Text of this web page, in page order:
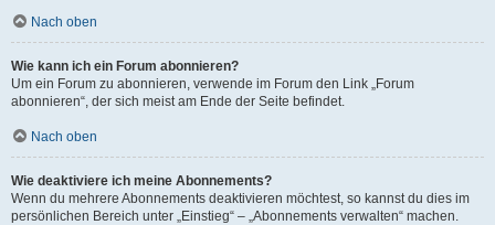
Nach oben
Wie kann ich ein Forum abonnieren?
Um ein Forum zu abonnieren, verwende im Forum den Link „Forum
abonnieren“, der sich meist am Ende der Seite befindet.
Nach oben
Wie deaktiviere ich meine Abonnements?
Wenn du mehrere Abonnements deaktivieren möchtest, so kannst du dies im
persönlichen Bereich unter „Einstieg“ – „Abonnements verwalten“ machen.